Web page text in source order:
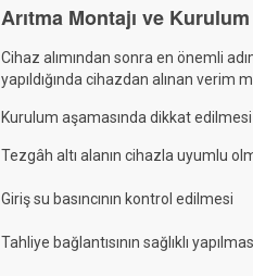
Arıtma Montajı ve
Cihaz alımından sonra en önemli
yapıldığında cihazdan alınan verim
Kurulum aşamasında dikkat
Tezgâh altı alanın cihazla uyumlu
Giriş su basıncının kontrol edilmesi
Tahliye bağlantısının sağlıklı